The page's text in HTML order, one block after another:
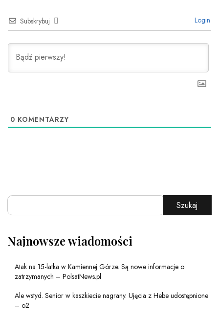
Subskrybuj Login
0 KOMENTARZY
Szukaj
Najnowsze wiadomości
Atak na 15-latka w Kamiennej Górze. Są nowe informacje o
zatrzymanych – PolsatNews.pl
Ale wstyd. Senior w kaszkiecie nagrany. Ujęcia z Hebe udostępnione
– o2